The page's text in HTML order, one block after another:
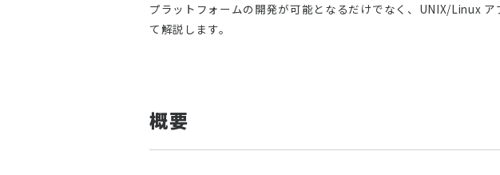
プラットフォームの開発が可能となるだけでなく、UNIX/Linux
て解説します。
概要